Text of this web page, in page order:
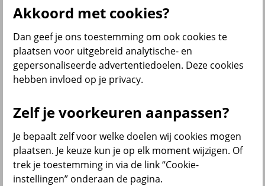
Beleggen
Starten met beleggen
Beleggen voor beginners
Pensioen beleggen
Periodiek beleggen
Rendement berekenen
Beleggen in beleggingsfondsen
Beleggingsfonds update
Verantwoord beleggen
Beleggen met onze app
Sparen of beleggen
Akkoord met cookies?
Dan geef je ons toestemming om ook cookies te
plaatsen voor uitgebreid analytische- en
gepersonaliseerde advertentiedoelen. Deze cookies
hebben invloed op je privacy.
Zelf je voorkeuren aanpassen?
Je bepaalt zelf voor welke doelen wij cookies mogen
plaatsen. Je keuze kun je op elk moment wijzigen. Of
trek je toestemming in via de link “Cookie-
instellingen” onderaan de pagina.